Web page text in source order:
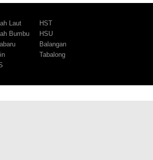
Laut
Bumbu
HST
HSU
Balangan
Tabalong